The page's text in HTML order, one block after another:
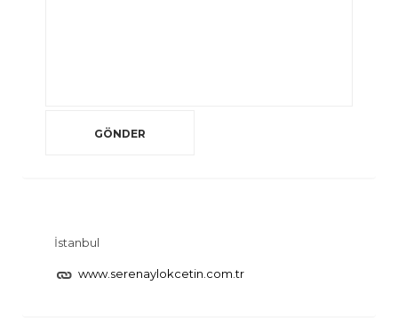
İstanbul
www.serenaylokcetin.com.tr